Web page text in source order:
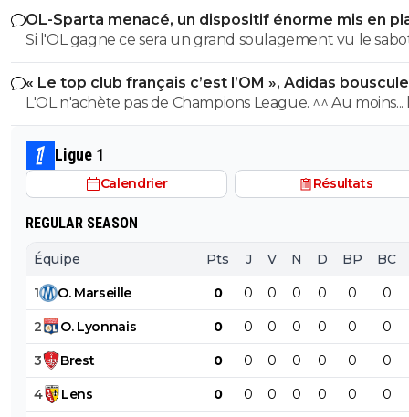
OL-Sparta menacé, un dispositif énorme mis en
Si l'OL gagne ce sera un grand soulagement vu le
incroyable du farfelu sans froc Fonseca au match allé.
perd ce sera aussi une grande victoire et une énorme
délivrance avec un possible licenciement de ce clown.
« Le top club français c’est l’OM », Adidas
PSG
L'OL n'achète pas de Champions League. ^^ Au moins... l'OM a
un point commun avec le PSG. Mdr Adidas ne se trompe pas
avec l'OL qui est une valeur sûre... contrairement à
Ligue 1
Calendrier Résultats
REGULAR SEASON
Équipe Pts J V N D BP BC
1 O. Marseille 0 0 0 0 0 0 0
2 O. Lyonnais 0 0 0 0 0 0 0
3 Brest 0 0 0 0 0 0 0
4 Lens 0 0 0 0 0 0 0